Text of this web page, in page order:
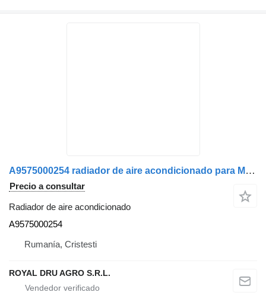
A9575000254 radiador de aire acondicionado para Mercedes-Benz camión
Precio a consultar
Radiador de aire acondicionado
A9575000254
Rumanía, Cristesti
ROYAL DRU AGRO S.R.L.